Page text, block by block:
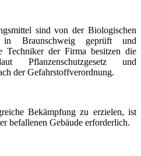
sind von der Biologischen
in Braunschweig geprüft und
Techniker der Firma besitzen die
Pflanzenschutzgesetz und
der Gefahrstoffverordnung.
Bekämpfung zu erzielen, ist
befallenen Gebäude erforderlich.